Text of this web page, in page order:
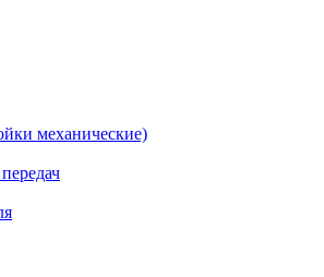
механические)